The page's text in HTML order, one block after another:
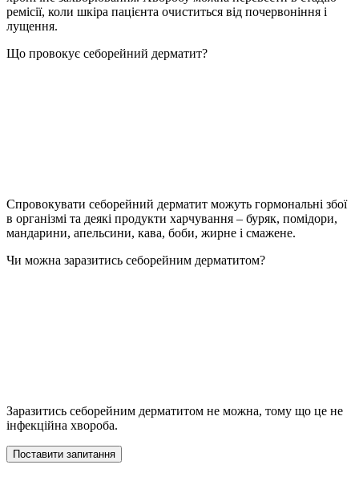
ремісії, коли шкіра пацієнта очиститься від почервоніння і
лущення.
Що провокує себорейний дерматит?
Спровокувати себорейний дерматит можуть гормональні збої
в організмі та деякі продукти харчування – буряк, помідори,
мандарини, апельсини, кава, боби, жирне і смажене.
Чи можна заразитись себорейним дерматитом?
Заразитись себорейним дерматитом не можна, тому що це не
інфекційна хвороба.
Поставити запитання